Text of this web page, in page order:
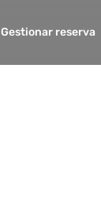
Gestionar reserva